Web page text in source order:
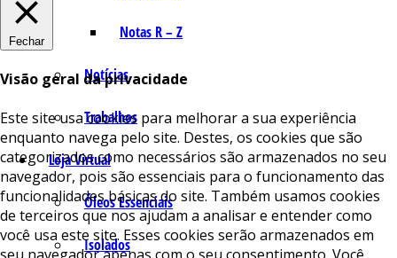
Notas R – Z
Notícias
Trabalhos
Loja Virtual
Óleos Essenciais
Isolados
Fechar
Visão geral da privacidade
Este site usa cookies para melhorar a sua experiência
enquanto navega pelo site. Destes, os cookies que são
categorizados como necessários são armazenados no seu
navegador, pois são essenciais para o funcionamento das
funcionalidades básicas do site. Também usamos cookies
de terceiros que nos ajudam a analisar e entender como
você usa este site. Esses cookies serão armazenados em
seu navegador apenas com o seu consentimento. Você